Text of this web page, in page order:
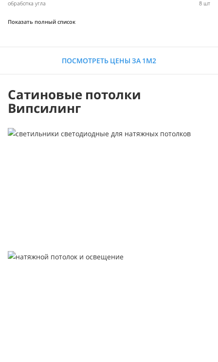
обработка угла 8 шт
Показать полный список
ПОСМОТРЕТЬ ЦЕНЫ ЗА 1М2
Сатиновые потолки
Випсилинг